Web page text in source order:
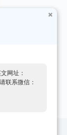
网址：
联系微信：